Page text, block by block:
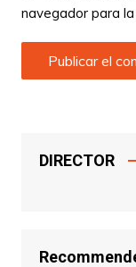
navegador para
DIRECTOR